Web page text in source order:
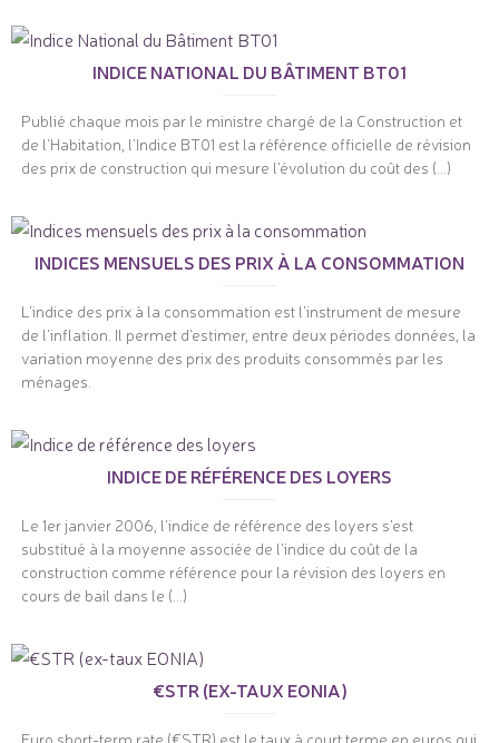
INDICE NATIONAL DU BÂTIMENT BT01
Publié chaque mois par le ministre chargé de la Construction et
de l'Habitation, l'Indice BT01 est la référence officielle de révision
des prix de construction qui mesure l'évolution du coût des (...)
INDICES MENSUELS DES PRIX À LA CONSOMMATION
L'indice des prix à la consommation est l'instrument de mesure
de l'inflation. Il permet d'estimer, entre deux périodes données, la
variation moyenne des prix des produits consommés par les
ménages.
INDICE DE RÉFÉRENCE DES LOYERS
Le 1er janvier 2006, l'indice de référence des loyers s'est
substitué à la moyenne associée de l'indice du coût de la
construction comme référence pour la révision des loyers en
cours de bail dans le (...)
€STR (EX-TAUX EONIA)
Euro short-term rate (€STR) est le taux à court terme en euros qui